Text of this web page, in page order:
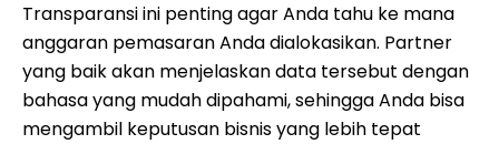
Transparansi ini penting agar Anda tahu ke mana
anggaran pemasaran Anda dialokasikan. Partner
yang baik akan menjelaskan data tersebut dengan
bahasa yang mudah dipahami, sehingga Anda bisa
mengambil keputusan bisnis yang lebih tepat